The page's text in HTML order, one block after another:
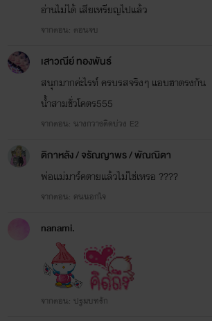
อ่านไม่ได้ เสียเหรียญไปแล้ว
จากตอน: ตอนจบ
เสาวณีย์ ทองพันธ์
สนุกมากค่ะไรท์ ครบรสจริงๆ แอบฮาตรงกัน
น้ำสามชั่วโคตร555
จากตอน: นางกวางติดบ่วง E2
ติกาหลัง / จรัณญาพร / พัณณิตา
พ่อแม่มาร์คตายแล้วไม่ใช่เหรอ ????
จากตอน: คนนอกใจ
nanami.
จากตอน: ปฐมบทรัก